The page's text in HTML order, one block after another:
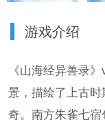
游戏介绍
《山海经异兽录
景，描绘了上古
奇。南方朱雀七宿